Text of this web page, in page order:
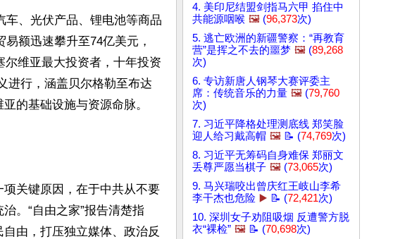
车、光伏产品、锂电池等商品
额迅速攀升至74亿美元，
维亚最大投资者，十年投资
进行，涵盖贝尔格勒至布达
的基础设施与资源命脉。
关键原因，在于中共从不要
。“自由之家”报告清楚指
由，打压独立媒体、政治反
4. 美印尼结盟剑指马六甲 掐住中
共能源咽喉 🖼️ (96,373次)
5. 逃亡欧洲的新疆警察：“再教育
营”是挥之不去的噩梦 🖼️ (89,268
次)
6. 专访新唐人钢琴大赛评委主
席：传统音乐的力量 🖼️ (79,760
次)
7. 习近平降格处理测底线 郑笑脸
迎人给习戴高帽 🖼️ 📝 (74,769次)
8. 习近平无筹码自身难保 郑丽文
丢尊严愿当棋子 🖼️ (73,065次)
9. 马兴瑞咬出曾庆红王岐山李希
李干杰也危险 ▶️ 📝 (72,421次)
10. 深圳女子劝阻吸烟 反遭警方脱
衣“裸检” 🖼️ 📝 (70,698次)